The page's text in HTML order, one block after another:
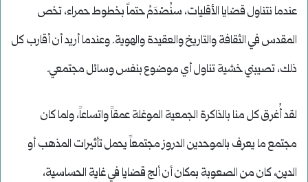
عندما نتناول قضايا الأقليات، سنُصْدَمُ حتماً بخطوط حمراء، تخص
المقدس في الثقافة والتاريخ والعقيدة والهوية. وعندما أريد أن أقارب كل
ذلك، تصيبني خشية تناول أي موضوع بنفس وسائل مجتمعي.
لقد أُغرق كل منا بالذاكرة الجمعية الموغلة عمقاً واتساعاً، ولما كان
مجتمع ما يعرف بالموحدين الدروز مجتمعاً يحمل تأثيرات المذهب أو
الدين، كان من الصعوبة بمكان أن ألج قضايا في غاية الحساسية،